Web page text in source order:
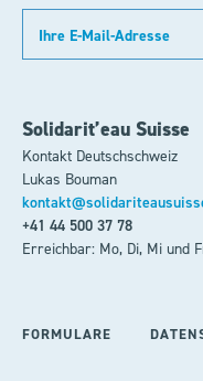
Solidarit’eau Suisse
Kontakt Deutschschweiz
Lukas Bouman
Erreichbar: Mo, Di, Mi und
+41 44 500 37 78
FORMULARE